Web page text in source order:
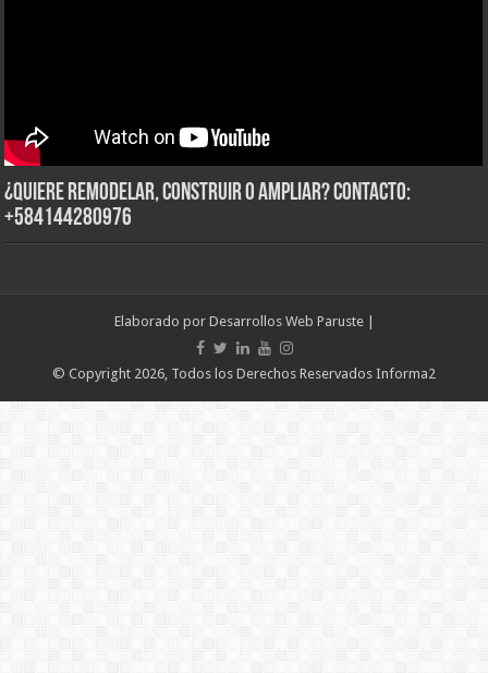
¿Quiere Remodelar, Construir o Ampliar? Contacto:
+584144280976
Elaborado por Desarrollos Web Paruste|
© Copyright 2026, Todos los Derechos Reservados Informa2